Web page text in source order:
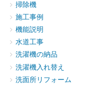
掃除機
施工事例
機能説明
水道工事
洗濯機の納品
洗濯機入れ替え
洗面所リフォーム